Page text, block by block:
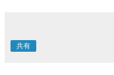
共有